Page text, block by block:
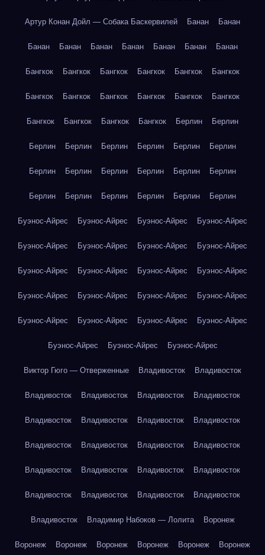
Артур Конан Дойл — Собака Баскервилей Банан Банан
Банан Банан Банан Банан Банан Банан Банан
Бангкок Бангкок Бангкок Бангкок Бангкок Бангкок
Бангкок Бангкок Бангкок Бангкок Бангкок Бангкок
Бангкок Бангкок Бангкок Бангкок Берлин Берлин
Берлин Берлин Берлин Берлин Берлин Берлин
Берлин Берлин Берлин Берлин Берлин Берлин
Берлин Берлин Берлин Берлин Берлин Берлин
Буэнос-Айрес Буэнос-Айрес Буэнос-Айрес Буэнос-Айрес
Буэнос-Айрес Буэнос-Айрес Буэнос-Айрес Буэнос-Айрес
Буэнос-Айрес Буэнос-Айрес Буэнос-Айрес Буэнос-Айрес
Буэнос-Айрес Буэнос-Айрес Буэнос-Айрес Буэнос-Айрес
Буэнос-Айрес Буэнос-Айрес Буэнос-Айрес Буэнос-Айрес
Буэнос-Айрес Буэнос-Айрес Буэнос-Айрес
Виктор Гюго — Отверженные Владивосток Владивосток
Владивосток Владивосток Владивосток Владивосток
Владивосток Владивосток Владивосток Владивосток
Владивосток Владивосток Владивосток Владивосток
Владивосток Владивосток Владивосток Владивосток
Владивосток Владивосток Владивосток Владивосток
Владивосток Владимир Набоков — Лолита Воронеж
Воронеж Воронеж Воронеж Воронеж Воронеж Воронеж